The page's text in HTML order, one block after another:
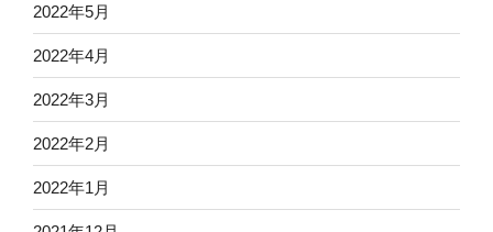
2022年5月
2022年4月
2022年3月
2022年2月
2022年1月